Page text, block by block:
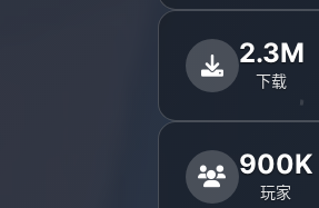
2.3M
下载
900K
玩家